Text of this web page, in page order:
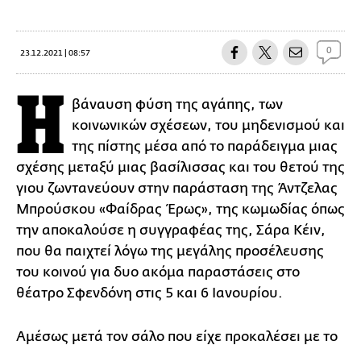
23.12.2021 | 08:57 0
Η βάναυση φύση της αγάπης, των
κοινωνικών σχέσεων, του μηδενισμού και
της πίστης μέσα από το παράδειγμα μιας
σχέσης μεταξύ μιας βασίλισσας και του θετού της
γιου ζωντανεύουν στην παράσταση της Άντζελας
Μπρούσκου «Φαίδρας Έρως», της κωμωδίας όπως
την αποκαλούσε η συγγραφέας της, Σάρα Κέιν,
που θα παιχτεί λόγω της μεγάλης προσέλευσης
του κοινού για δυο ακόμα παραστάσεις στο
θέατρο Σφενδόνη στις 5 και 6 Ιανουρίου.
Aμέσως μετά τον σάλο που είχε προκαλέσει με το